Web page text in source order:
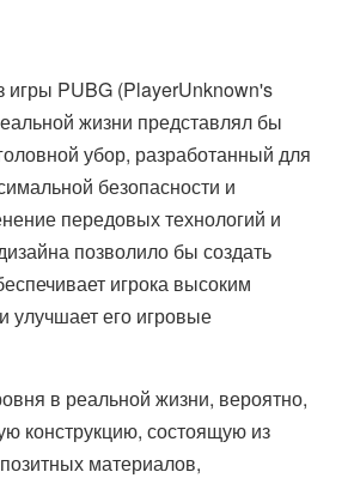
PUBG (PlayerUnknown's
жизни представлял бы
убор, разработанный для
безопасности и
передовых технологий и
позволило бы создать
игрока высоким
улучшает его игровые
в реальной жизни, вероятно,
конструкцию, состоящую из
материалов,